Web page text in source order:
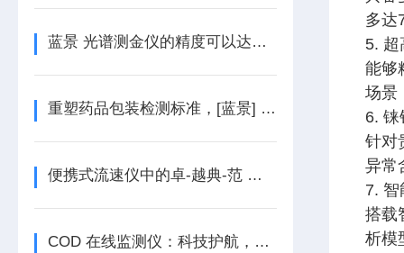
蓝景 光谱测金仪的精度可以达到多少？
重塑药品包装检测标准，[蓝景] 密封性测试仪担当
便携式流速仪中的卓-越典-范 —— 蓝景之作
COD 在线监测仪：科技护航，守护水质安全
多达
5. 超
能够
场景
6. 铼
针对
异常
7. 智
搭载
析模